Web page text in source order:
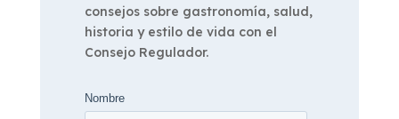
consejos sobre gastronomía, salud,
historia y estilo de vida con el
Consejo Regulador.